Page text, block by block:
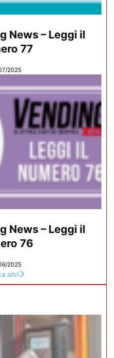
News – Leggi il
77
2025
News – Leggi il
76
2025
altri